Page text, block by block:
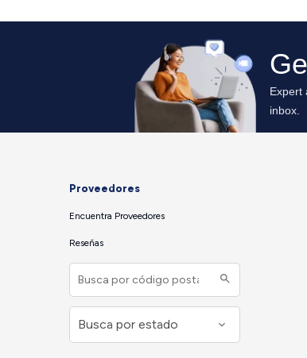
Proveedores
Encuentra Proveedores
Reseñas